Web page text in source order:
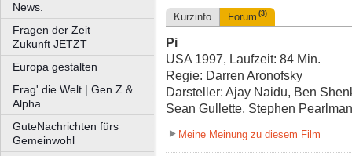
News.
Fragen der Zeit
Zukunft JETZT
Europa gestalten
Frag' die Welt | Gen Z &
Alpha
GuteNachrichten fürs
Gemeinwohl
Kurzinfo Forum (3)
Pi
USA 1997, Laufzeit: 84 Min.
Regie: Darren Aronofsky
Darsteller: Ajay Naidu, Ben
Sean Gullette, Stephen Pearlman
Meine Meinung zu diesem Film